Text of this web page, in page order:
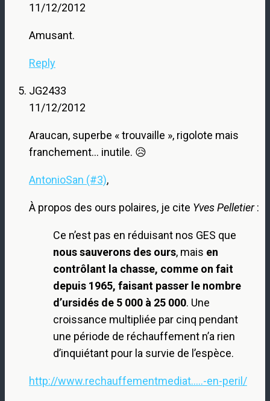
11/12/2012
Amusant.
Reply
JG2433
11/12/2012
Araucan, superbe « trouvaille », rigolote mais
franchement… inutile. 😥
AntonioSan (#3),
À propos des ours polaires, je cite Yves Pelletier:
Ce n’est pas en réduisant nos GES que
nous sauverons des ours, mais en
contrôlant la chasse, comme on fait
depuis 1965, faisant passer le nombre
d’ursidés de 5 000 à 25 000. Une
croissance multipliée par cinq pendant
une période de réchauffement n’a rien
d’inquiétant pour la survie de l’espèce.
http://www.rechauffementmediat.....-en-peril/